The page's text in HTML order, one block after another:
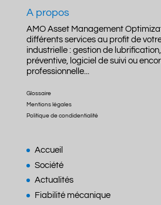
A propos
AMO Asset Management
différents services au profit de
industrielle : gestion de
préventive, logiciel de suivi ou
professionnelle...
Glossaire
Mentions légales
Politique de condidentialité
Accueil
Société
Actualités
Fiabilité mécanique